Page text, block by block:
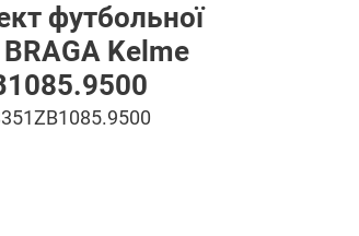
футбольної
Kelme